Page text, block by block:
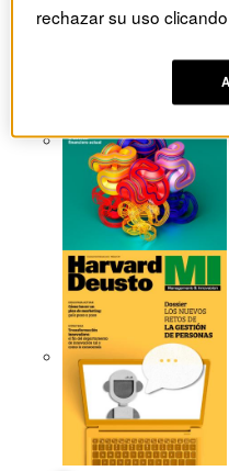
Revistas del
rechazar su uso